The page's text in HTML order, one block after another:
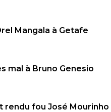
Mangala à Getafe
mal à Bruno Genesio
rendu fou José Mourinho